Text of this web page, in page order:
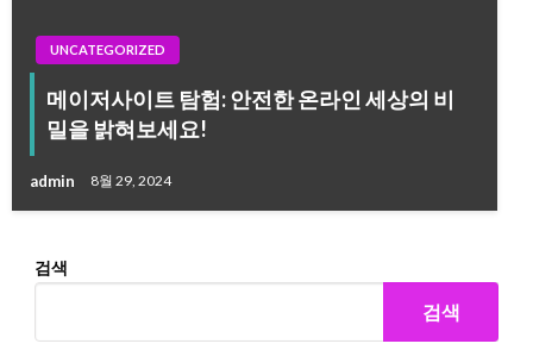
UNCATEGORIZED
메이저사이트 탐험: 안전한 온라인 세상의 비
밀을 밝혀보세요!
admin 8월 29, 2024
검색
검색